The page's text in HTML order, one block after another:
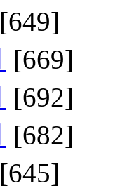
[649]
[669]
[692]
[682]
[645]